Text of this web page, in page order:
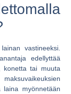
vastineeksi.
edellyttää
konetta tai muuta
laina myönnetään